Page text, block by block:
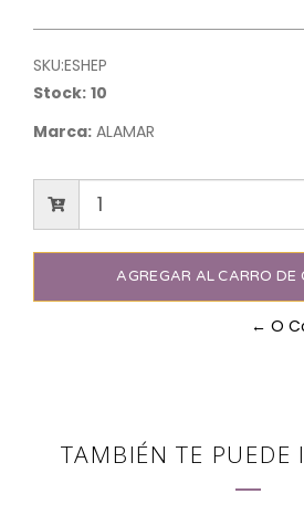
SKU:ESHEP
Stock: 10
Marca: ALAMAR
← O
TAMBIÉN TE PUEDE